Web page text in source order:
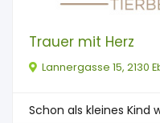
Trauer mit Herz
Lannergasse 15, 2130
Schon als kleines Kind